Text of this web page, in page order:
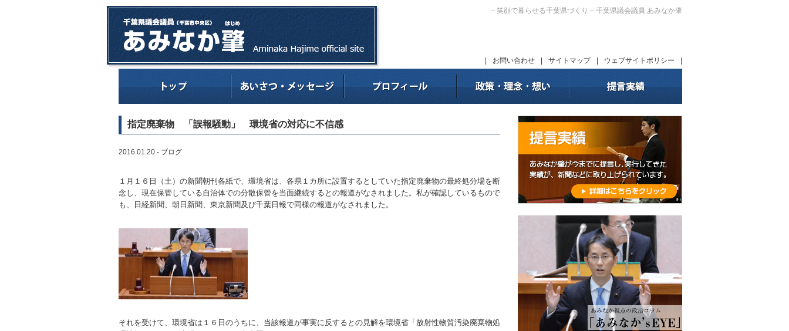
– 笑顔で暮らせる千葉県づくり – 千葉県議会議員 あみなか肇
お問い合わせ サイトマップ ウェブサイトポリシー
指定廃棄物 「誤報騒動」 環境省の対応に不信感
2016.01.20 - ブログ
１月１６日（土）の新聞朝刊各紙で、環境省は、各県１カ所に設置するとしていた指定廃棄物の最終処分場を断
念し、現在保管している自治体での分散保管を当面継続するとの報道がなされました。私が確認しているもので
も、日経新聞、朝日新聞、東京新聞及び千葉日報で同様の報道がなされました。
それを受けて、環境省は１６日のうちに、当該報道が事実に反するとの見解を環境省「放射性物質汚染廃棄物処